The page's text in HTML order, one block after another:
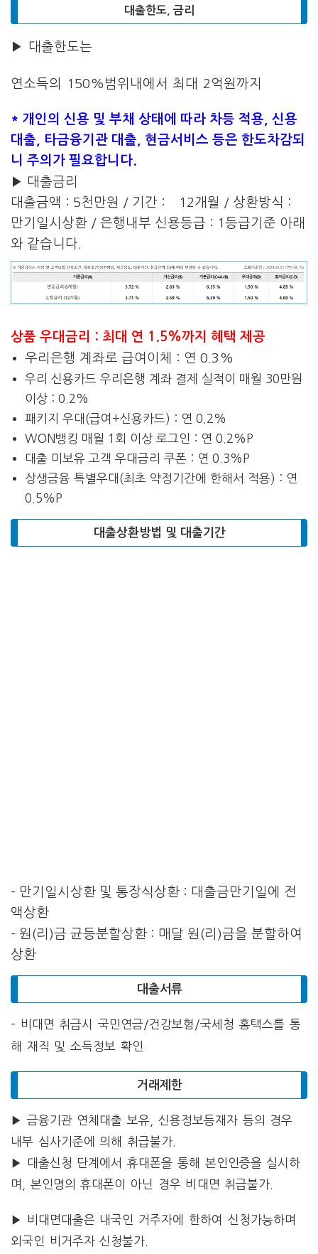
대출한도, 금리
▶ 대출한도는
연소득의 150%범위내에서 최대 2억원까지
* 개인의 신용 및 부채 상태에 따라 차등 적용, 신용
대출, 타금융기관 대출, 현금서비스 등은 한도차감되
니 주의가 필요합니다.
▶ 대출금리
대출금액 : 5천만원 / 기간 : 12개월 / 상환방식 :
만기일시상환 / 은행내부 신용등급 : 1등급기준 아래
와 같습니다.
상품 우대금리 : 최대 연 1.5%까지 혜택 제공
우리은행 계좌로 급여이체 : 연 0.3%
우리 신용카드 우리은행 계좌 결제 실적이 매월 30만원
이상 : 0.2%
패키지 우대(급여+신용카드) : 연 0.2%
WON뱅킹 매월 1회 이상 로그인 : 연 0.2%P
대출 미보유 고객 우대금리 쿠폰 : 연 0.3%P
상생금융 특별우대(최초 약정기간에 한해서 적용) : 연
0.5%P
대출상환방법 및 대출기간
– 만기일시상환 및 통장식상환 : 대출금만기일에 전
액상환
– 원(리)금 균등분할상환 : 매달 원(리)금을 분할하여
상환
대출서류
– 비대면 취급시 국민연금/건강보험/국세청 홈택스를 통
해 재직 및 소득정보 확인
거래제한
▶ 금융기관 연체대출 보유, 신용정보등재자 등의 경우
내부 심사기준에 의해 취급불가.
▶ 대출신청 단계에서 휴대폰을 통해 본인인증을 실시하
며, 본인명의 휴대폰이 아닌 경우 비대면 취급불가.
▶ 비대면대출은 내국인 거주자에 한하여 신청가능하며
외국인 비거주자 신청불가.